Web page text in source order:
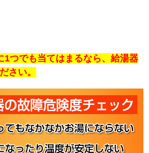
1つでも当てはまるなら、給湯器
さい。